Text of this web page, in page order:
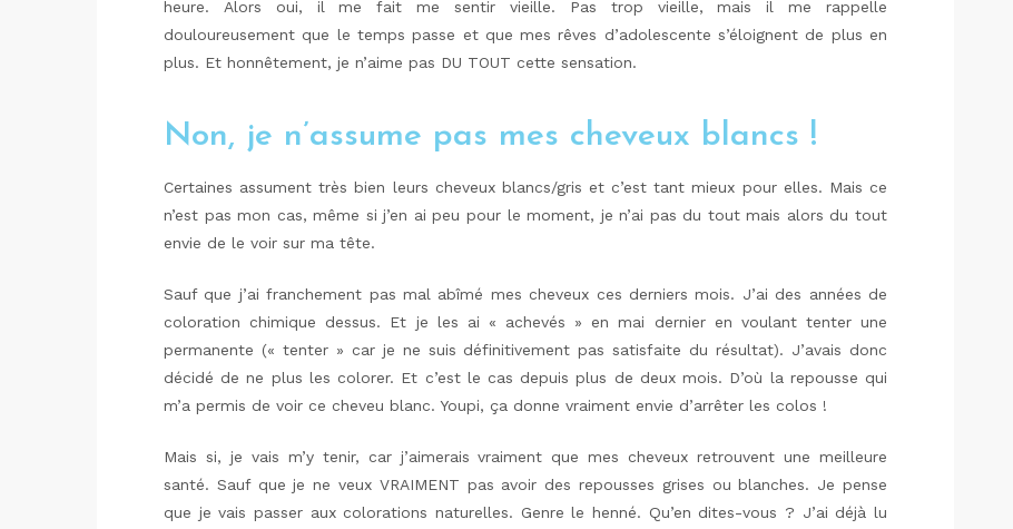
heure. Alors oui, il me fait me sentir vieille. Pas trop vieille, mais il me rappelle
douloureusement que le temps passe et que mes rêves d’adolescente s’éloignent de plus en
plus. Et honnêtement, je n’aime pas DU TOUT cette sensation.
Non, je n’assume pas mes cheveux blancs !
Certaines assument très bien leurs cheveux blancs/gris et c’est tant mieux pour elles. Mais ce
n’est pas mon cas, même si j’en ai peu pour le moment, je n’ai pas du tout mais alors du tout
envie de le voir sur ma tête.
Sauf que j’ai franchement pas mal abîmé mes cheveux ces derniers mois. J’ai des années de
coloration chimique dessus. Et je les ai « achevés » en mai dernier en voulant tenter une
permanente (« tenter » car je ne suis définitivement pas satisfaite du résultat). J’avais donc
décidé de ne plus les colorer. Et c’est le cas depuis plus de deux mois. D’où la repousse qui
m’a permis de voir ce cheveu blanc. Youpi, ça donne vraiment envie d’arrêter les colos !
Mais si, je vais m’y tenir, car j’aimerais vraiment que mes cheveux retrouvent une meilleure
santé. Sauf que je ne veux VRAIMENT pas avoir des repousses grises ou blanches. Je pense
que je vais passer aux colorations naturelles. Genre le henné. Qu’en dites-vous ? J’ai déjà lu